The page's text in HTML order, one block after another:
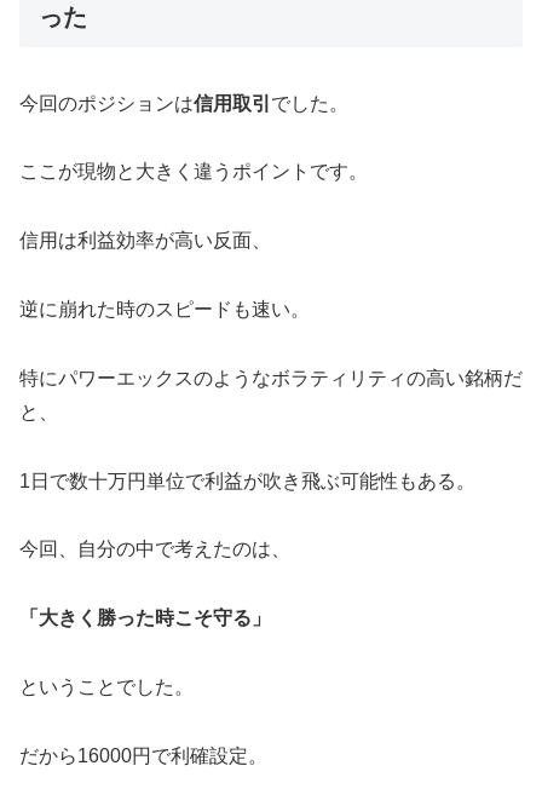
った
今回のポジションは信用取引 でした。
ここが現物と大きく違うポイントです。
信用は利益効率が高い反面、
逆に崩れた時のスピードも速い。
特にパワーエックスのようなボラティリティの高い銘柄だ
と、
1日で数十万円単位で利益が吹き飛ぶ可能性もある。
今回、自分の中で考えたのは、
「大きく勝った時こそ守る」
ということでした。
だから16000円で利確設定。